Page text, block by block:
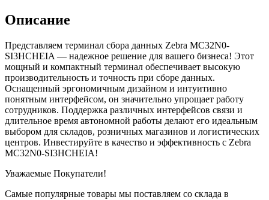
Описание
Представляем терминал сбора данных Zebra MC32N0-
SI3HCHEIA — надежное решение для вашего бизнеса! Этот
мощный и компактный терминал обеспечивает высокую
производительность и точность при сборе данных.
Оснащенный эргономичным дизайном и интуитивно
понятным интерфейсом, он значительно упрощает работу
сотрудников. Поддержка различных интерфейсов связи и
длительное время автономной работы делают его идеальным
выбором для складов, розничных магазинов и логистических
центров. Инвестируйте в качество и эффективность с Zebra
MC32N0-SI3HCHEIA!
Уважаемые Покупатели!
Самые популярные товары мы поставляем со склада в